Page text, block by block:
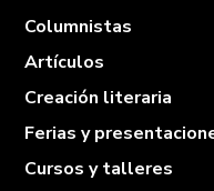
Columnistas
Artículos
Creación literaria
Ferias y
Cursos y talleres